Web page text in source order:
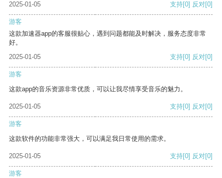
2025-01-05
支持[0] 反对[0]
游客
这款加速器app的客服很贴心，遇到问题都能及时解决，服务态度非常
好。
2025-01-05
支持[0] 反对[0]
游客
这款app的音乐资源非常优质，可以让我尽情享受音乐的魅力。
2025-01-05 支持[0] 反对[0]
游客
这款软件的功能非常强大，可以满足我日常使用的需求。
2025-01-05 支持[0] 反对[0]
游客